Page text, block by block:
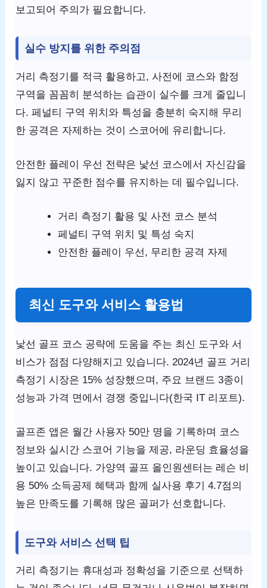
보고되어 주의가 필요합니다.
실수 방지를 위한 주의점
거리 측정기를 적극 활용하고, 사전에 코스와 함정
구역을 꼼꼼히 분석하는 습관이 실수를 크게 줄입니
다. 페널티 구역 위치와 특성을 충분히 숙지해 무리
한 공격은 자제하는 것이 스코어에 유리합니다.
안전한 플레이 우선 전략은 낯선 코스에서 자신감을
잃지 않고 꾸준한 점수를 유지하는 데 필수입니다.
거리 측정기 활용 및 사전 코스 분석
페널티 구역 위치 및 특성 숙지
안전한 플레이 우선, 무리한 공격 자제
최신 도구와 서비스 활용법
낯선 골프 코스 공략에 도움을 주는 최신 도구와 서
비스가 점점 다양해지고 있습니다. 2024년 골프 거리
측정기 시장은 15% 성장했으며, 주요 브랜드 3종이
성능과 가격 면에서 경쟁 중입니다(한국 IT 리포트).
골프존 앱은 월간 사용자 50만 명을 기록하며 코스
정보와 실시간 스코어 기능을 제공, 라운딩 효율성을
높이고 있습니다. 가양역 골프 올인원센터는 레슨 비
용 50% 소득공제 혜택과 함께 실사용 후기 4.7점의
높은 만족도를 기록해 많은 골퍼가 선호합니다.
도구와 서비스 선택 팁
거리 측정기는 휴대성과 정확성을 기준으로 선택하